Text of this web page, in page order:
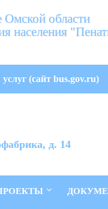
области
населения
(сайт bus.gov.ru)
д. 14